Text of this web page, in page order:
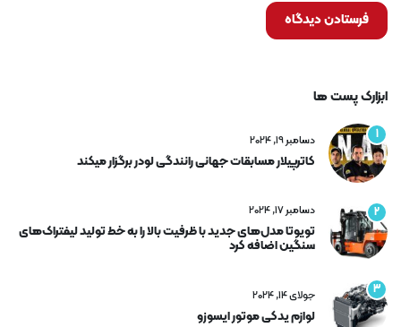
ابزارک پست ها
1 دسامبر 19, 2024
کاترپیلار مسابقات جهانی رانندگی لودر برگزار میکند
2 دسامبر 17, 2024
تویوتا مدل‌های جدید با ظرفیت بالا را به خط تولید لیفتراک‌های
سنگین اضافه کرد
3 جولای 14, 2024
لوازم یدکی موتور ایسوزو